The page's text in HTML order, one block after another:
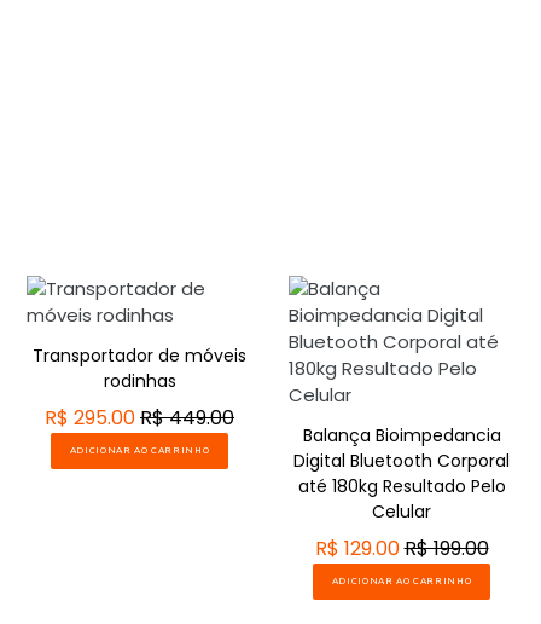
Transportador de móveis
rodinhas
R$ 295.00R$ 449.00
ADICIONAR AO CARRINHO
Balança Bioimpedancia
Digital Bluetooth Corporal
até 180kg Resultado Pelo
Celular
R$ 129.00R$ 199.00
ADICIONAR AO CARRINHO